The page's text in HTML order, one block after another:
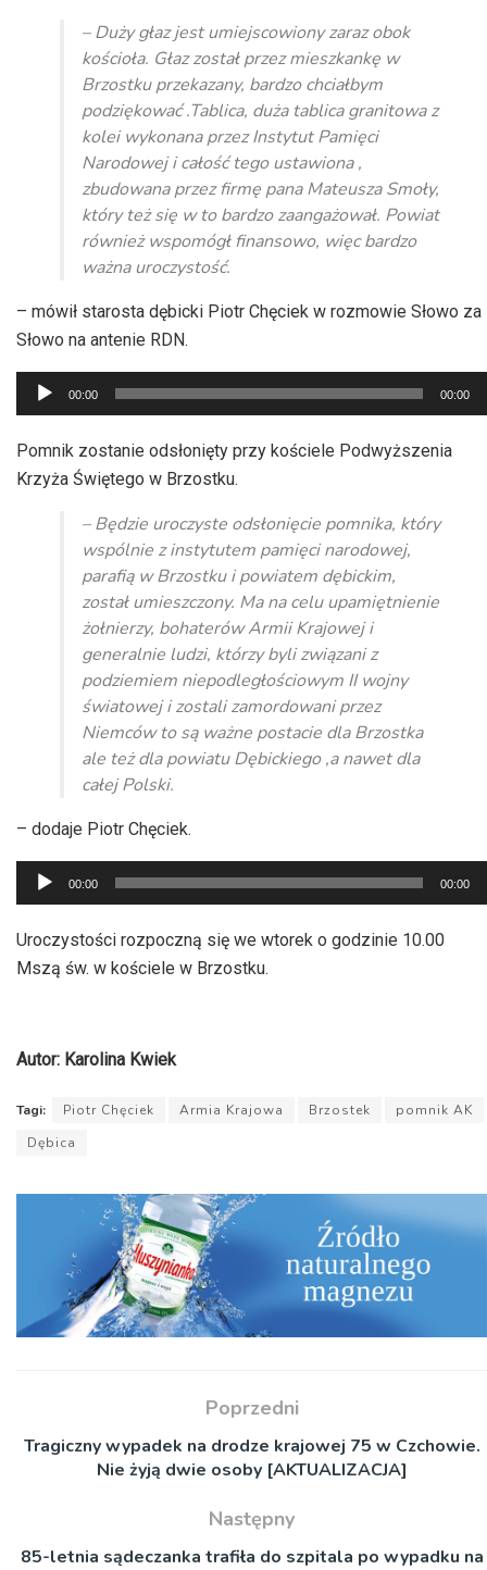
– Duży głaz jest umiejscowiony zaraz obok
kościoła. Głaz został przez mieszkankę w
Brzostku przekazany, bardzo chciałbym
podziękować .Tablica, duża tablica granitowa z
kolei wykonana przez Instytut Pamięci
Narodowej i całość tego ustawiona ,
zbudowana przez firmę pana Mateusza Smoły,
który też się w to bardzo zaangażował. Powiat
również wspomógł finansowo, więc bardzo
ważna uroczystość.
– mówił starosta dębicki Piotr Chęciek w rozmowie Słowo za
Słowo na antenie RDN.
Odtwarzacz
plików
dźwiękowych
00:00 00:00
Pomnik zostanie odsłonięty przy kościele Podwyższenia
Krzyża Świętego w Brzostku.
– Będzie uroczyste odsłonięcie pomnika, który
wspólnie z instytutem pamięci narodowej,
parafią w Brzostku i powiatem dębickim,
został umieszczony. Ma na celu upamiętnienie
żołnierzy, bohaterów Armii Krajowej i
generalnie ludzi, którzy byli związani z
podziemiem niepodległościowym II wojny
światowej i zostali zamordowani przez
Niemców to są ważne postacie dla Brzostka
ale też dla powiatu Dębickiego ,a nawet dla
całej Polski.
– dodaje Piotr Chęciek.
Odtwarzacz
plików
dźwiękowych
00:00 00:00
Uroczystości rozpoczną się we wtorek o godzinie 10.00
Mszą św. w kościele w Brzostku.
Autor: Karolina Kwiek
Tagi: Piotr Chęciek Armia Krajowa Brzostek
pomnik AK
Dębica
Poprzedni
Tragiczny wypadek na drodze krajowej 75 w Czchowie.
Nie żyją dwie osoby [AKTUALIZACJA]
Następny
85-letnia sądeczanka trafiła do szpitala po wypadku na